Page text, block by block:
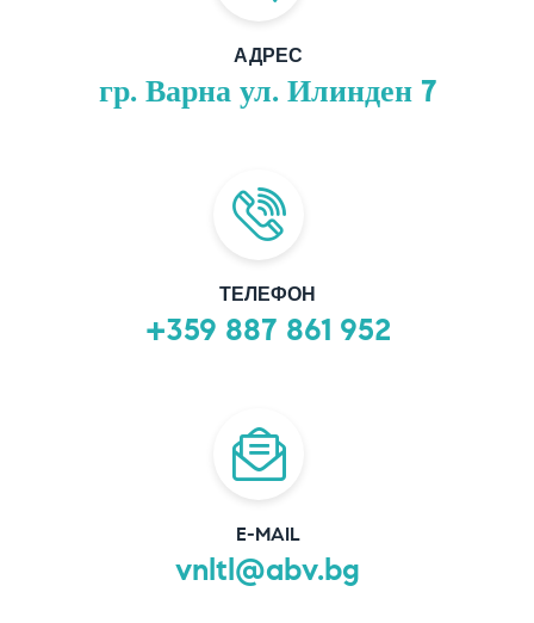
АДРЕС
гр. Варна ул. Илинден 7
ТЕЛЕФОН
+359 887 861 952
E-MAIL
vnltl@abv.bg